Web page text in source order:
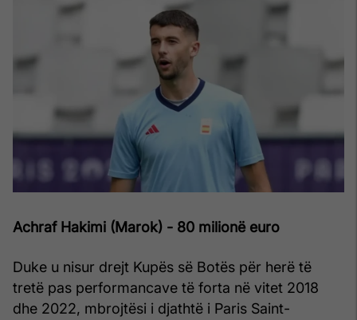
Achraf Hakimi (Marok) - 80 milionë euro
Duke u nisur drejt Kupës së Botës për herë të
tretë pas performancave të forta në vitet 2018
dhe 2022, mbrojtësi i djathtë i Paris Saint-